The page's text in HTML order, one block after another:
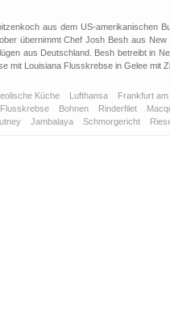
aus dem US-amerikanischen
übernimmt Chef Josh Besh aus
aus Deutschland. Besh betreibt in
mit Louisiana Flusskrebse in Gelee mit
Küche Lufthansa Frankfurt am
Flusskrebse Bohnen Rinderfilet
Jambalaya Schmorgericht